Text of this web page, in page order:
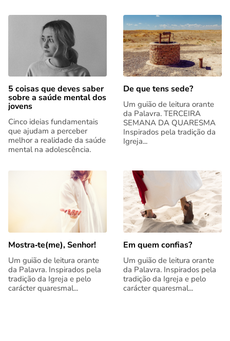
5 coisas que deves saber
sobre a saúde mental dos
jovens
Cinco ideias fundamentais
que ajudam a perceber
melhor a realidade da saúde
mental na adolescência.
De que tens sede?
Um guião de leitura orante
da Palavra. TERCEIRA
SEMANA DA QUARESMA
Inspirados pela tradição da
Igreja...
Mostra‑te(me), Senhor!
Um guião de leitura orante
da Palavra. Inspirados pela
tradição da Igreja e pelo
carácter quaresmal...
Em quem confias?
Um guião de leitura orante
da Palavra. Inspirados pela
tradição da Igreja e pelo
carácter quaresmal...